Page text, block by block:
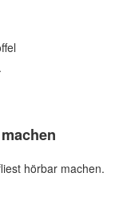
hörbar machen.